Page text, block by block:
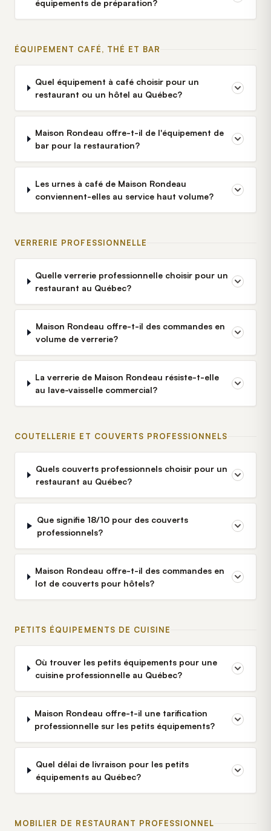
équipements de préparation?
ÉQUIPEMENT CAFÉ, THÉ ET BAR
Quel équipement à café choisir pour un
restaurant ou un hôtel au Québec?
Maison Rondeau offre-t-il de l'équipement de
bar pour la restauration?
Les urnes à café de Maison Rondeau
conviennent-elles au service haut volume?
VERRERIE PROFESSIONNELLE
Quelle verrerie professionnelle choisir pour un
restaurant au Québec?
Maison Rondeau offre-t-il des commandes en
volume de verrerie?
La verrerie de Maison Rondeau résiste-t-elle
au lave-vaisselle commercial?
COUTELLERIE ET COUVERTS PROFESSIONNELS
Quels couverts professionnels choisir pour un
restaurant au Québec?
Que signifie 18/10 pour des couverts
professionnels?
Maison Rondeau offre-t-il des commandes en
lot de couverts pour hôtels?
PETITS ÉQUIPEMENTS DE CUISINE
Où trouver les petits équipements pour une
cuisine professionnelle au Québec?
Maison Rondeau offre-t-il une tarification
professionnelle sur les petits équipements?
Quel délai de livraison pour les petits
équipements au Québec?
MOBILIER DE RESTAURANT PROFESSIONNEL